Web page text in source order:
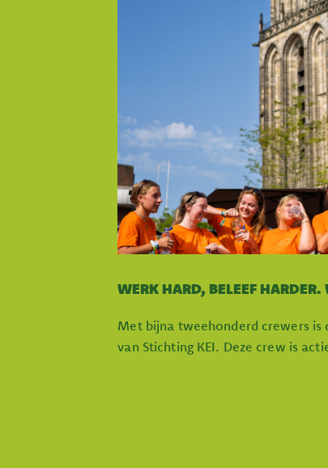
WERK HARD, BELEEF
Met bijna tweehonderd crewers is
van Stichting KEI. Deze crew is